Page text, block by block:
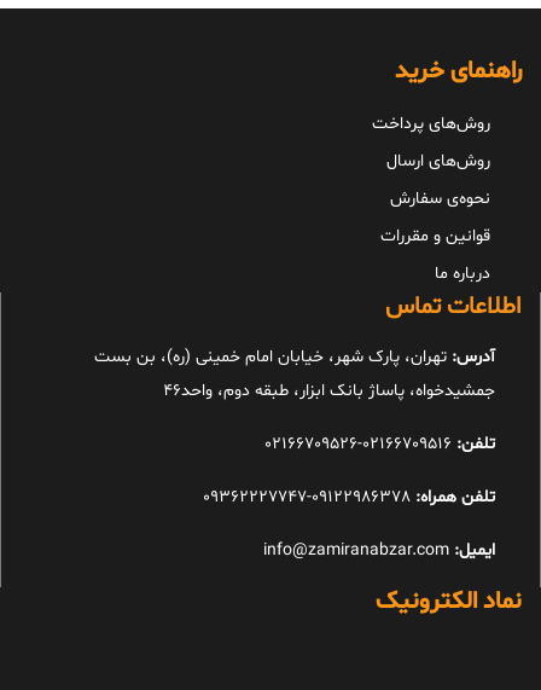
راهنمای خرید
روش‌های پرداخت
روش‌های ارسال
نحوه‌ی سفارش
قوانین و مقررات
درباره ما
اطلاعات تماس
آدرس: تهران، پارک شهر، خیابان امام خمینی (ره)، بن بست
جمشیدخواه، پاساژ بانک ابزار، طبقه دوم، واحد46
تلفن:
تلفن همراه: 09122986378-09362227747
ایمیل:
نماد الکترونیک